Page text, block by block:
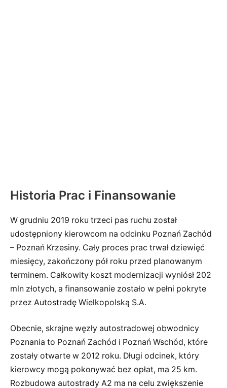
Historia Prac i Finansowanie
W grudniu 2019 roku trzeci pas ruchu został
udostępniony kierowcom na odcinku Poznań Zachód
– Poznań Krzesiny. Cały proces prac trwał dziewięć
miesięcy, zakończony pół roku przed planowanym
terminem. Całkowity koszt modernizacji wyniósł 202
mln złotych, a finansowanie zostało w pełni pokryte
przez Autostradę Wielkopolską S.A.
Obecnie, skrajne węzły autostradowej obwodnicy
Poznania to Poznań Zachód i Poznań Wschód, które
zostały otwarte w 2012 roku. Długi odcinek, który
kierowcy mogą pokonywać bez opłat, ma 25 km.
Rozbudowa autostrady A2 ma na celu zwiększenie